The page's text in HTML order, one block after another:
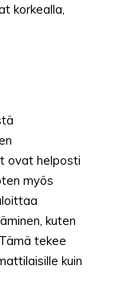
korkealla,
ovat helposti
myös
kuten
tekee
kuin